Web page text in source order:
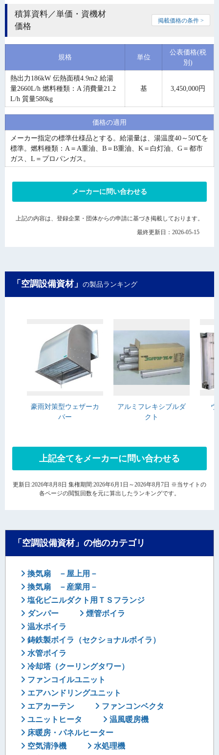
積算資料／単価・資機材
価格
掲載価格の条件 >
規格 単位
公表価格(税
別)
熱出力186kW 伝熱面積4.9m2 給湯
量2660L/h 燃料種類：A 消費量21.2
L/h 質量580kg
基 3,450,000円
価格の適用
メーカー指定の標準仕様品とする。給湯量は、湯温度40～50℃を
標準。燃料種類：A＝A重油、B＝B重油、K＝白灯油、G＝都市
ガス、L＝プロパンガス。
メーカーに問い合わせる
上記の内容は、登録企業・団体からの申請に基づき掲載しております。
最終更新日：2026-05-15
「空調設備資材」 の製品ランキング
豪雨対策型ウェザーカ
バー
アルミフレキシブルダ
クト
上記全てをメーカーに問い合わせる
更新日:2026年8月8日 集権期間:2026年6月1日～2026年8月7日 ※当サイトの
各ページの閲覧回数を元に算出したランキングです。
「空調設備資材」の他のカテゴリ
換気扇 －屋上用－
換気扇 －産業用－
塩化ビニルダクト用ＴＳフランジ
ダンパー
煙管ボイラ
温水ボイラ
鋳鉄製ボイラ（セクショナルボイラ）
水管ボイラ
冷却塔（クーリングタワー）
ファンコイルユニット
エアハンドリングユニット
エアカーテン
ファンコンベクタ
ユニットヒータ
温風暖房機
床暖房・パネルヒーター
空気清浄機
水処理機